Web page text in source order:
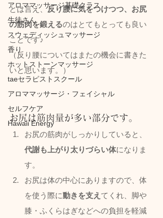
アロママッサージ基礎クラス
生徒さん
スウェディッシュマッサージ
香り
ホットストーンマッサージ
taeセラピストスクール
アロママッサージ・フェイシャル
セルフケア
Hawaii Energy
とは言え、反り腰に気をつけつつ、お尻
の筋肉を鍛えるのはとてもとっても良い
ことです♪
（反り腰についてはまたの機会に書きた
いと思います。）
お尻は筋肉量が多い部分です。
お尻の筋肉がしっかりしていると、
代謝も上がり太りづらい体になりま
す。
お尻は体の中心にありますので、体
を使う際に動きを支え てくれ、脚や
膝・ふくらはぎなどへの負担を軽減